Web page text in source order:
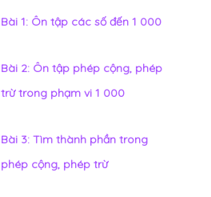
Bài 1: Ôn tập các số đến 1 000
Bài 2: Ôn tập phép cộng, phép
trừ trong phạm vi 1 000
Bài 3: Tìm thành phần trong
phép cộng, phép trừ